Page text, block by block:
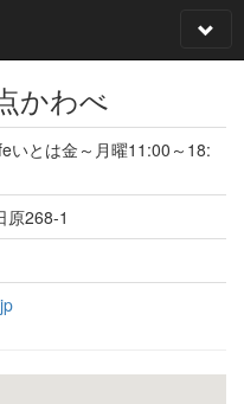
かわべ
いとは金～月曜11:00～18:
原268-1